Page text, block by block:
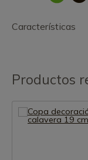
Características
Productos